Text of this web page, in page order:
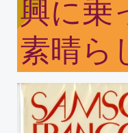
興に乗
素晴ら